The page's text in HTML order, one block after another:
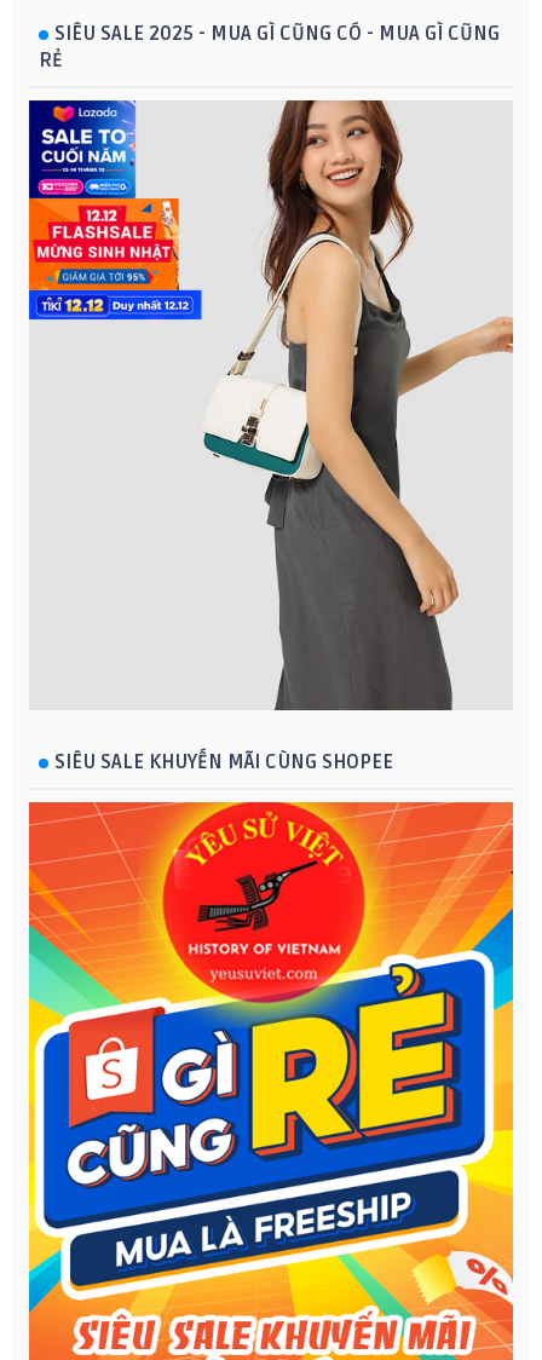
SIÊU SALE 2025 - MUA GÌ CŨNG CÓ - MUA GÌ CŨNG
RẺ
SIÊU SALE KHUYẾN MÃI CÙNG SHOPEE